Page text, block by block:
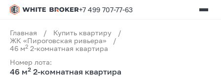
+7 499 707-77-63
Главная / Купить квартиру
/
ЖК «Пироговская ривьера»
/
46 м2 2-комнатная квартира
Номер лота:
46 м2 2-комнатная квартира